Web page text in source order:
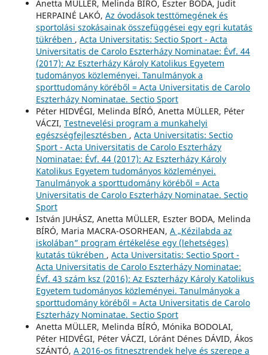
Anetta MÜLLER, Melinda BÍRÓ, Eszter BODA, Judit
HERPAINÉ LAKÓ, Az óvodások testtömegének és
sportolási szokásainak összefüggései egy egri kutatás
tükrében , Acta Universitatis: Sectio Sport - Acta
Universitatis de Carolo Eszterházy Nominatae: Évf. 44
(2017): Az Eszterházy Károly Katolikus Egyetem
tudományos közleményei. Tanulmányok a
sporttudomány köréből = Acta Universitatis de Carolo
Eszterházy Nominatae. Sectio Sport
Péter HIDVÉGI, Melinda BÍRÓ, Anetta MÜLLER, Péter
VÁCZI, Testnevelési program a munkahelyi
egészségfejlesztésben , Acta Universitatis: Sectio
Sport - Acta Universitatis de Carolo Eszterházy
Nominatae: Évf. 44 (2017): Az Eszterházy Károly
Katolikus Egyetem tudományos közleményei.
Tanulmányok a sporttudomány köréből = Acta
Universitatis de Carolo Eszterházy Nominatae. Sectio
Sport
István JUHÁSZ, Anetta MÜLLER, Eszter BODA, Melinda
BÍRÓ, Maria MACRA-OSORHEAN, A „Kézilabda az
iskolában” program értékelése egy (lehetséges)
kutatás tükrében , Acta Universitatis: Sectio Sport -
Acta Universitatis de Carolo Eszterházy Nominatae:
Évf. 43 szám ksz (2016): Az Eszterházy Károly Katolikus
Egyetem tudományos közleményei. Tanulmányok a
sporttudomány köréből = Acta Universitatis de Carolo
Eszterházy Nominatae. Sectio Sport
Anetta MÜLLER, Melinda BÍRÓ, Mónika BODOLAI,
Péter HIDVÉGI, Péter VÁCZI, Lóránt Dénes DÁVID, Ákos
SZÁNTÓ, A 2016-os fitnesztrendek helye és szerepe a